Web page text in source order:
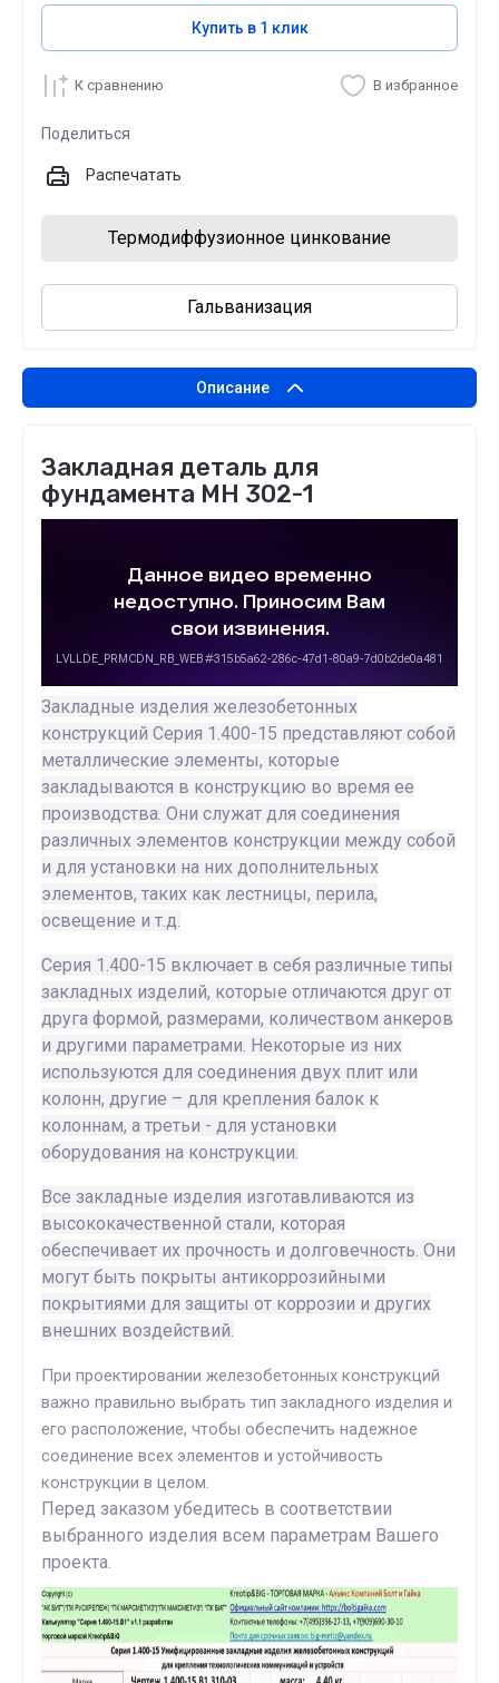
Купить в 1 клик
К сравнению В избранное
Поделиться
Распечатать
Термодиффузионное цинкование
Гальванизация
Описание
Закладная деталь для
фундамента МН 302-1
Закладные изделия железобетонных
конструкций Серия 1.400-15 представляют собой
металлические элементы, которые
закладываются в конструкцию во время ее
производства. Они служат для соединения
различных элементов конструкции между собой
и для установки на них дополнительных
элементов, таких как лестницы, перила,
освещение и т.д.
Серия 1.400-15 включает в себя различные типы
закладных изделий, которые отличаются друг от
друга формой, размерами, количеством анкеров
и другими параметрами. Некоторые из них
используются для соединения двух плит или
колонн, другие – для крепления балок к
колоннам, а третьи - для установки
оборудования на конструкции.
Все закладные изделия изготавливаются из
высококачественной стали, которая
обеспечивает их прочность и долговечность. Они
могут быть покрыты антикоррозийными
покрытиями для защиты от коррозии и других
внешних воздействий.
При проектировании железобетонных конструкций
важно правильно выбрать тип закладного изделия и
его расположение, чтобы обеспечить надежное
соединение всех элементов и устойчивость
конструкции в целом.
Перед заказом убедитесь в соответствии
выбранного изделия всем параметрам Вашего
проекта.